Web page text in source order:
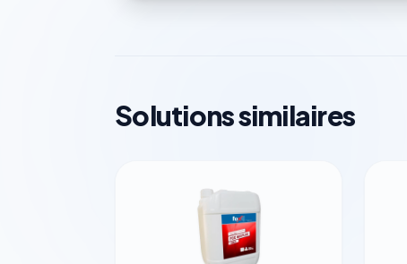
Solutions similaires